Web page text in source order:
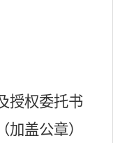
授权委托书
盖公章）